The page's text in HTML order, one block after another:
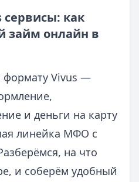
как
займ онлайн в
формату Vivus —
и деньги на карту
линейка МФО с
на что
и соберём удобный